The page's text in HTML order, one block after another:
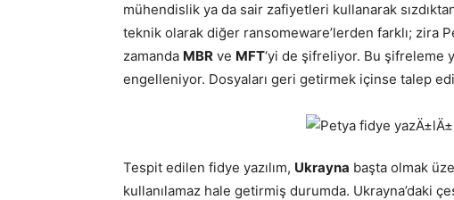
mühendislik ya da sair zafiyetleri kullanarak
teknik olarak diğer ransomeware’lerden farklı; zira
zamanda MBR ve MFT‘yi de şifreliyor. Bu şifreleme
engelleniyor. Dosyaları geri getirmek içinse talep
Tespit edilen fidye yazılım, Ukrayna başta olmak
kullanılamaz hale getirmiş durumda. Ukrayna’daki